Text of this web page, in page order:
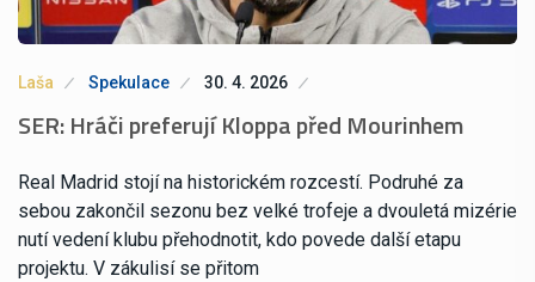
Laša Spekulace 30. 4. 2026
SER: Hráči preferují Kloppa před Mourinhem
Real Madrid stojí na historickém rozcestí. Podruhé za
sebou zakončil sezonu bez velké trofeje a dvouletá mizérie
nutí vedení klubu přehodnotit, kdo povede další etapu
projektu. V zákulisí se přitom